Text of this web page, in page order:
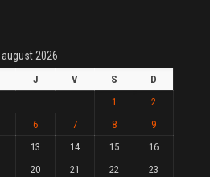
august 2026
J V S
D
1
2
6 7 8
9
13 14 15
16
20 21 22
23